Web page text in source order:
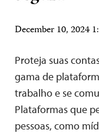
December 10, 2024
Proteja suas
gama de
trabalho e se
Plataformas que
pessoas, como